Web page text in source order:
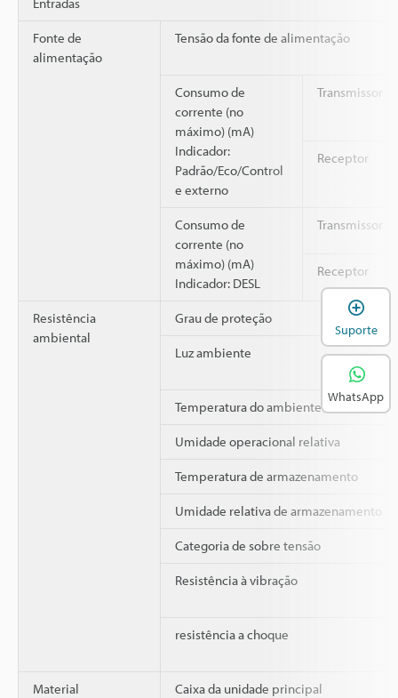
Fonte de
alimentação
Tensão da fonte de alimentação
Consumo de
corrente (no
máximo) (mA)
Indicador:
Padrão/Eco/Control
e externo
Transmissor
Receptor
Consumo de
corrente (no
máximo) (mA)
Indicador: DESL
Transmissor
Receptor
Resistência
ambiental
Grau de proteção
Luz ambiente
Temperatura do ambiente de trabalho
Umidade operacional relativa
Temperatura de armazenamento
Umidade relativa de armazenamento
Categoria de sobre tensão
Resistência à vibração
resistência a choque
Material Caixa da unidade principal
Suporte
WhatsApp